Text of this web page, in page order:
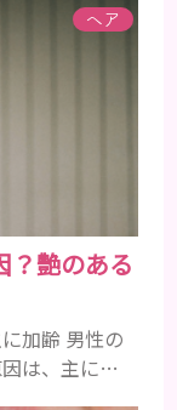
ーションを使
ころです
ば、しっか
性のノーフ
ので、カバー
ヘア
？艶のある
加齢 男性の
は、主に加